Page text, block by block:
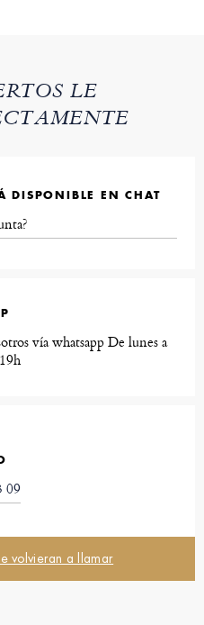
LE
DISPONIBLE EN CHAT
vía whatsapp De lunes a
09
volvieran a llamar